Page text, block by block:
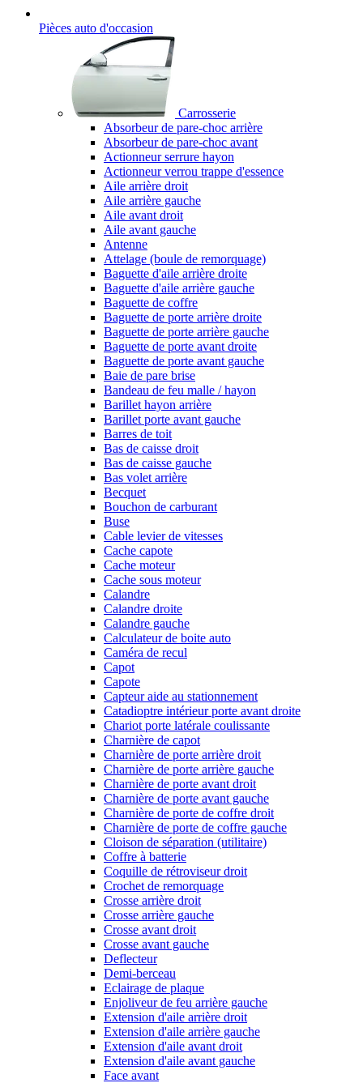
Pièces auto d'occasion
Carrosserie
Absorbeur de pare-choc arrière
Absorbeur de pare-choc avant
Actionneur serrure hayon
Actionneur verrou trappe d'essence
Aile arrière droit
Aile arrière gauche
Aile avant droit
Aile avant gauche
Antenne
Attelage (boule de remorquage)
Baguette d'aile arrière droite
Baguette d'aile arrière gauche
Baguette de coffre
Baguette de porte arrière droite
Baguette de porte arrière gauche
Baguette de porte avant droite
Baguette de porte avant gauche
Baie de pare brise
Bandeau de feu malle / hayon
Barillet hayon arrière
Barillet porte avant gauche
Barres de toit
Bas de caisse droit
Bas de caisse gauche
Bas volet arrière
Becquet
Bouchon de carburant
Buse
Cable levier de vitesses
Cache capote
Cache moteur
Cache sous moteur
Calandre
Calandre droite
Calandre gauche
Calculateur de boite auto
Caméra de recul
Capot
Capote
Capteur aide au stationnement
Catadioptre intérieur porte avant droite
Chariot porte latérale coulissante
Charnière de capot
Charnière de porte arrière droit
Charnière de porte arrière gauche
Charnière de porte avant droit
Charnière de porte avant gauche
Charnière de porte de coffre droit
Charnière de porte de coffre gauche
Cloison de séparation (utilitaire)
Coffre à batterie
Coquille de rétroviseur droit
Crochet de remorquage
Crosse arrière droit
Crosse arrière gauche
Crosse avant droit
Crosse avant gauche
Deflecteur
Demi-berceau
Eclairage de plaque
Enjoliveur de feu arrière gauche
Extension d'aile arrière droit
Extension d'aile arrière gauche
Extension d'aile avant droit
Extension d'aile avant gauche
Face avant